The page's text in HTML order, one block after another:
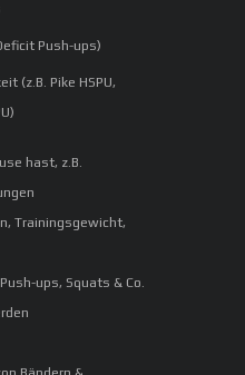
Push-ups)
(z.B. Pike HSPU,
hast, z.B.
Trainingsgewicht,
ups, Squats & Co.